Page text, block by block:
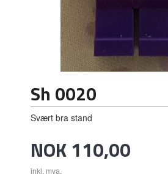
Sh 0020
Svært bra stand
Pris
NOK110,00
inkl. mva.